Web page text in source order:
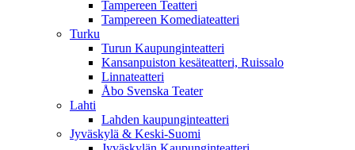
Tampereen Teatteri
Tampereen Komediateatteri
Turku
Turun Kaupunginteatteri
Kansanpuiston kesäteatteri, Ruissalo
Linnateatteri
Åbo Svenska Teater
Lahti
Lahden kaupunginteatteri
Jyväskylä & Keski-Suomi